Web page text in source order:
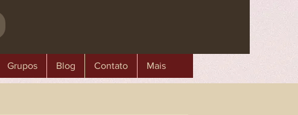
Grupos Blog Contato Mais